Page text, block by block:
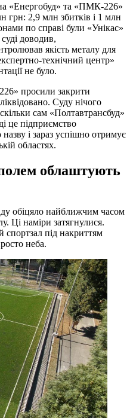
«Енергобуд» та «ПМК-226»
грн: 2,9 млн збитків і 1 млн
по справі були «Унікас»
доводив,
якість металу для
технічний центр»
не було.
просили закрити
Суду нічого
сам «Полтавтрансбуд»
це підприємство
і зараз успішно отримує
областях.
облаштують
обіцяло найближчим часом
Ці наміри затягнулися.
під накриттям
неба.